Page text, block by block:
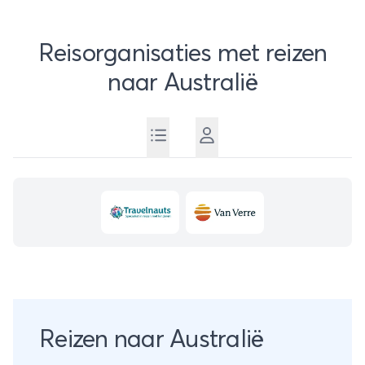
Reisorganisaties met reizen
naar Australië
Reizen naar Australië